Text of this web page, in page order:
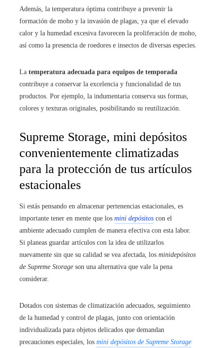
Además, la temperatura óptima contribuye a prevenir la
formación de moho y la invasión de plagas, ya que el elevado
calor y la humedad excesiva favorecen la proliferación de moho,
así como la presencia de roedores e insectos de diversas especies.
La temperatura adecuada para equipos de temporada
contribuye a conservar la excelencia y funcionalidad de tus
productos. Por ejemplo, la indumentaria conserva sus formas,
colores y texturas originales, posibilitando su reutilización.
Supreme Storage, mini depósitos
convenientemente climatizadas
para la protección de tus artículos
estacionales
Si estás pensando en almacenar pertenencias estacionales, es
importante tener en mente que los mini depósitos con el
ambiente adecuado cumplen de manera efectiva con esta labor.
Si planeas guardar artículos con la idea de utilizarlos
nuevamente sin que su calidad se vea afectada, los minidepósitos
de Supreme Storage son una alternativa que vale la pena
considerar.
Dotados con sistemas de climatización adecuados, seguimiento
de la humedad y control de plagas, junto con orientación
individualizada para objetos delicados que demandan
precauciones especiales, los mini depósitos de Supreme Storage